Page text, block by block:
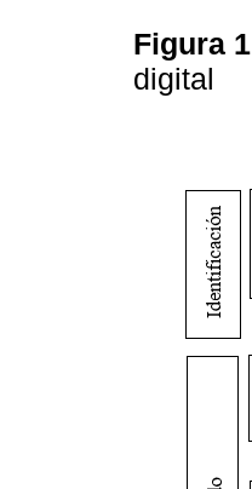
Figura 1
digital